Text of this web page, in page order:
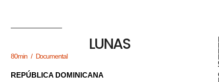
LUNAS
80min / Documental
REPÚBLICA DOMINICANA